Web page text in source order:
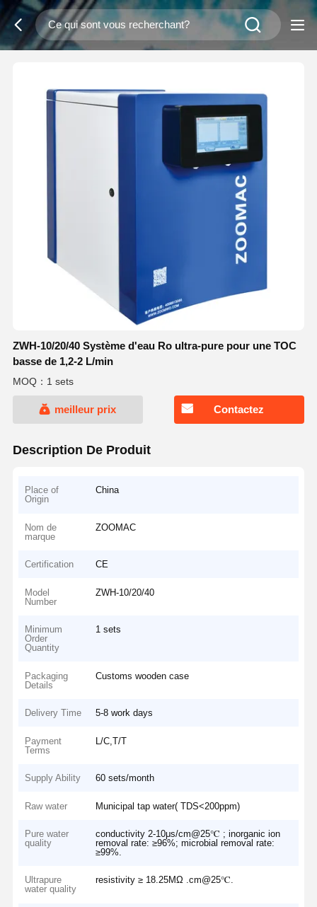
ZWH-10/20/40 Système d'eau Ro ultra-pure pour une TOC
basse de 1,2-2 L/min
MOQ：1 sets
meilleur prix Contactez
Description De Produit
Place of
Origin
China
Nom de
marque
ZOOMAC
Certification CE
Model
Number
ZWH-10/20/40
Minimum
Order
Quantity
1 sets
Packaging
Details
Customs wooden case
Delivery Time 5-8 work days
Payment
Terms
L/C,T/T
Supply Ability 60 sets/month
Raw water Municipal tap water( TDS<200ppm)
Pure water
quality
conductivity 2-10μs/cm@25℃ ; inorganic ion
removal rate: ≥96%; microbial removal rate:
≥99%.
Ultrapure
water quality
resistivity ≥ 18.25MΩ .cm@25℃.